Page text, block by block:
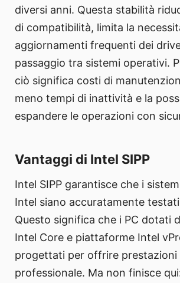
diversi anni. Questa stabilità
di compatibilità, limita la
aggiornamenti frequenti dei
passaggio tra sistemi operativi.
ciò significa costi di
meno tempi di inattività e la
espandere le operazioni con
Vantaggi di Intel SIPP
Intel SIPP garantisce che i
Intel siano accuratamente
Questo significa che i PC dotati
Intel Core e piattaforme Intel
progettati per offrire prestazioni
professionale. Ma non finisce